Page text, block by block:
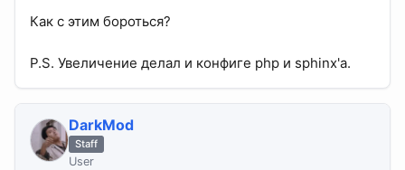
Как с этим бороться?
P.S. Увеличение делал и конфиге php и sphinx'а.
DarkMod
Staff
User